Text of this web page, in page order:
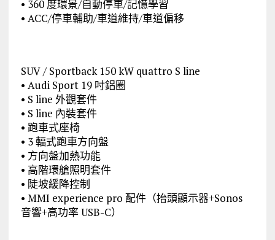
• 360 度環景/自動停車/記憶學習
• ACC/停車輔助/車道維持/車道偏移
SUV / Sportback 150 kW quattro S line
• Audi Sport 19 吋鋁圈
• S line 外觀套件
• S line 內裝套件
• 跑車式座椅
• 3 輻式跑車方向盤
• 方向盤加熱功能
• 高階環艙照明套件
• 陡坡緩降控制
• MMI experience pro 配件（抬頭顯示器+Sonos
音響+高功率 USB-C）